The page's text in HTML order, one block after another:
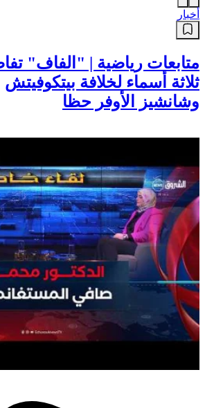
أخبار
متابعات رياضية | "الفاف"
ثلاثة أسماء لخلافة بيتكوفيتش
وشانشيز الأوفر حظا